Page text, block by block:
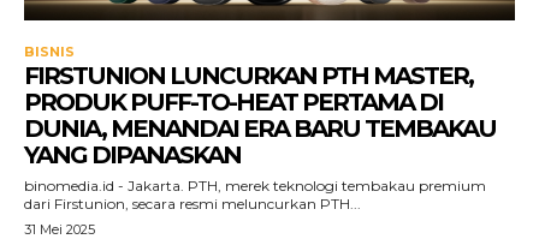
BISNIS
FIRSTUNION LUNCURKAN PTH MASTER,
PRODUK PUFF-TO-HEAT PERTAMA DI
DUNIA, MENANDAI ERA BARU TEMBAKAU
YANG DIPANASKAN
binomedia.id - Jakarta. PTH, merek teknologi tembakau premium
dari Firstunion, secara resmi meluncurkan PTH...
31 Mei 2025